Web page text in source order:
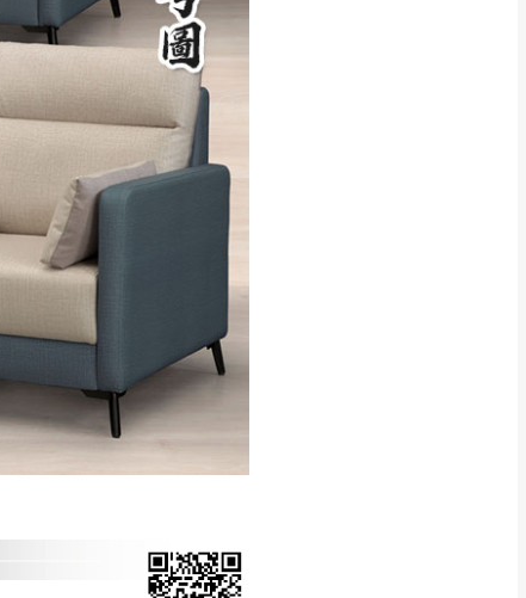
素，導致無法順利配送，
由買方自行支付。
到貨前皆會再與您通知，
狀況延後或停止運送服
定樓面。《 如遇百貨周年慶
時日會給予折扣，
。